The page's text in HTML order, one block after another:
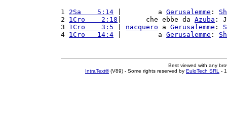
1 2Sa    5:14 |         a Gerusalemme :
2 1Cro    2:18 |      che ebbe da Azuba :
3 1Cro    3:5 nacquero a Gerusalemme :
4 1Cro   14:4 |         a Gerusalemme :
Best viewed with any
IntraText®(V89) - Some rights reserved by EuloTech SRL -